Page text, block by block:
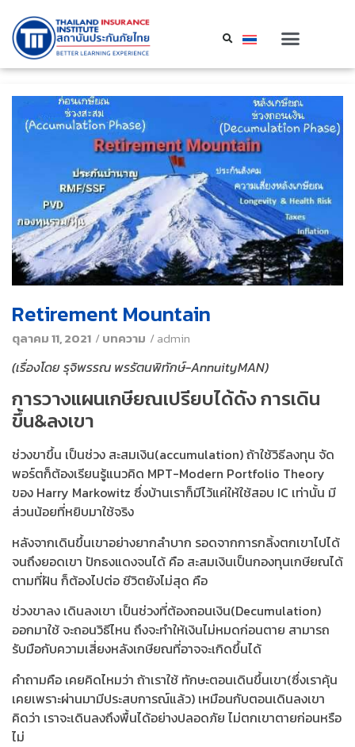
Retirement Mountain
ตุลาคม 11, 2021 /บทความ /admin
(เรื่องโดย รุจิพรรณ พรรัตนพิทักษ์-AnnuityMAN)
การวางแผนเกษียณเปรียบได้ดัง การเดิน
ขึ้น&ลงเขา
ช่วงขาขึ้น เป็นช่วง สะสมเงิน(accumulation) ถ้าใช้วิธีลงทุน จัด
พอร์ตก็ต้องเรียนรู้แนวคิด MPT-Modern Portfolio Theory
ของ Harry Markowitz ซึ่งบ้านเราก็มีไว้แค่ให้ใช้สอบ IC เท่านั้น มี
ส่วนน้อยที่หยิบมาใช้จริง
หลังจากเดินขึ้นเขาอย่างยากลำบาก รอดจากการกลิ้งตกเขาไปได้
จนถึงยอดเขา ปักธงแดงจนได้ คือ สะสมเงินเป็นกองทุนเกษียณได้
ตามที่ฝัน ก็ต้องไปต่อ ชีวิตยังไม่สุด คือ
ช่วงขาลง เดินลงเขา เป็นช่วงที่ต้องถอนเงิน(Decumulation)
ออกมาใช้ จะถอนวิธีไหน ถึงจะทำให้เงินไม่หมดก่อนตาย สามารถ
รับมือกับความเสี่ยงหลังเกษียณที่อาจจะเกิดขึ้นได้
คำถามคือ เคยคิดไหมว่า ถ้าเราใช้ ทักษะตอนเดินขึ้นเขา(ซึ่งเราคุ้น
เคยเพราะผ่านมามีประสบการณ์แล้ว) เหมือนกับตอนเดินลงเขา
คิดว่า เราจะเดินลงถึงพื้นได้อย่างปลอดภัย ไม่ตกเขาตายก่อนหรือ
ไม่